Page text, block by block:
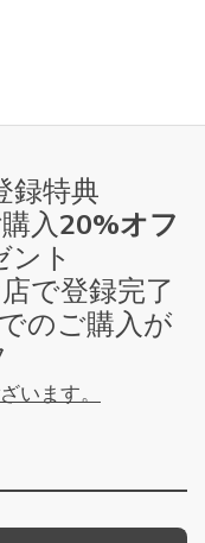
録特典
入20%オフ
ント
で登録完了
のご購入が
います。